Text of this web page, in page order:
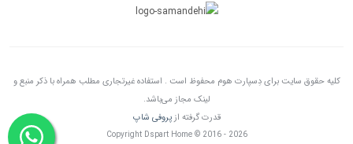
کلیه حقوق سایت برای دِسپارت هوم محفوظ است . استفاده غیرتجاری مطلب همراه با ذکر منبع و
لینک مجاز می‌باشد.
قدرت گرفته ازپروفی شاپ
Copyright Dspart Home © 2016 - 2026